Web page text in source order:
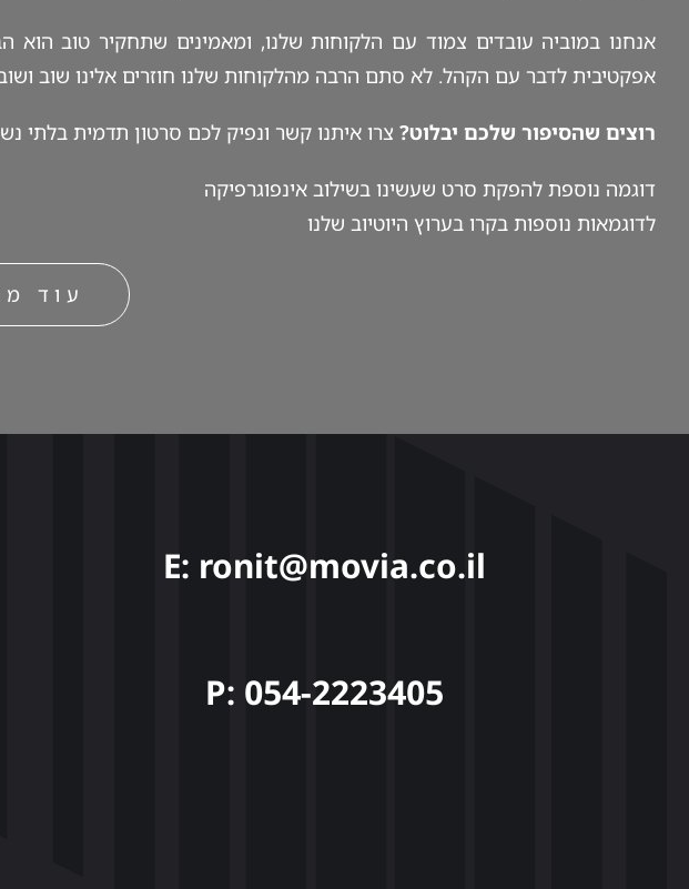
אנחנו במוביה עובדים צמוד עם הלקוחות שלנו, ומאמינים שתחקיר טוב
אפקטיבית לדבר עם הקהל. לא סתם הרבה מהלקוחות שלנו חוזרים אלינו שוב
רוצים שהסיפור שלכם יבלוט?צרו איתנו קשר ונפיק לכם סרטון תדמית בלתי
דוגמה נוספת להפקת סרט שעשינו בשילוב אינפוגרפיקה
לדוגמאות נוספות בקרו בערוץ היוטיובשלנו
עוד
E: ronit@movia.co.il
P: 054-2223405